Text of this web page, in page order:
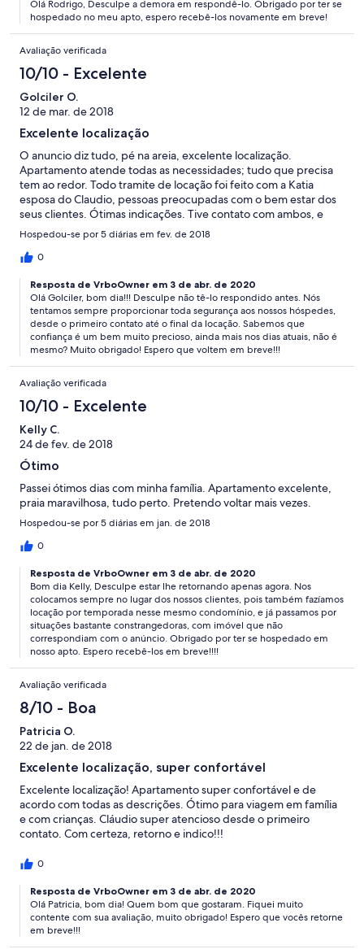
Olá Rodrigo, Desculpe a demora em respondê-lo. Obrigado por ter se
hospedado no meu apto, espero recebê-los novamente em breve!
Avaliação verificada
10/10 - Excelente
Golciler O.
12 de mar. de 2018
Excelente localização
O anuncio diz tudo, pé na areia, excelente localização.
Apartamento atende todas as necessidades; tudo que precisa
tem ao redor. Todo tramite de locação foi feito com a Katia
esposa do Claudio, pessoas preocupadas com o bem estar dos
seus clientes. Ótimas indicações. Tive contato com ambos, e
foram muito atenciosos. Recomendo.
Hospedou-se por 5 diárias em fev. de 2018
0
Resposta de VrboOwner em 3 de abr. de 2020
Olá Golciler, bom dia!!! Desculpe não tê-lo respondido antes. Nós
tentamos sempre proporcionar toda segurança aos nossos hóspedes,
desde o primeiro contato até o final da locação. Sabemos que
confiança é um bem muito precioso, ainda mais nos dias atuais, não é
mesmo? Muito obrigado! Espero que voltem em breve!!!
Avaliação verificada
10/10 - Excelente
Kelly C.
24 de fev. de 2018
Ótimo
Passei ótimos dias com minha família. Apartamento excelente,
praia maravilhosa, tudo perto. Pretendo voltar mais vezes.
Hospedou-se por 5 diárias em jan. de 2018
0
Resposta de VrboOwner em 3 de abr. de 2020
Bom dia Kelly, Desculpe estar lhe retornando apenas agora. Nos
colocamos sempre no lugar dos nossos clientes, pois também fazíamos
locação por temporada nesse mesmo condomínio, e já passamos por
situações bastante constrangedoras, com imóvel que não
correspondiam com o anúncio. Obrigado por ter se hospedado em
nosso apto. Espero recebê-los em breve!!!!
Avaliação verificada
8/10 - Boa
Patricia O.
22 de jan. de 2018
Excelente localização, super confortável
Excelente localização! Apartamento super confortável e de
acordo com todas as descrições. Ótimo para viagem em família
e com crianças. Cláudio super atencioso desde o primeiro
contato. Com certeza, retorno e indico!!!
0
Resposta de VrboOwner em 3 de abr. de 2020
Olá Patricia, bom dia! Quem bom que gostaram. Fiquei muito
contente com sua avaliação, muito obrigado! Espero que vocês retorne
em breve!!!